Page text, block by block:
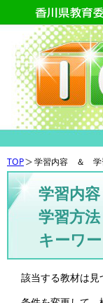
TOP 学習内容 ＆ 学
学習内
学習方
キーワ
該当する教材は見